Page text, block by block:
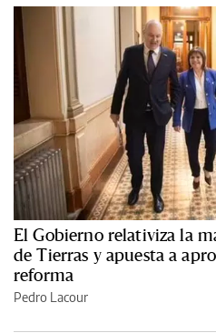
El Gobierno relativiza la
de Tierras y apuesta a
reforma
Pedro Lacour